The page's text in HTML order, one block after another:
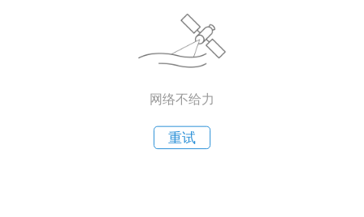
网络不给力
重试